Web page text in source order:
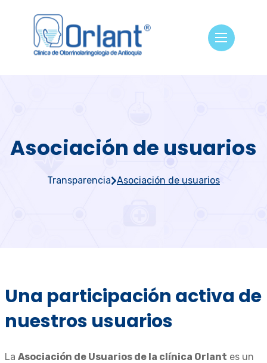
Asociación de usuarios
Transparencia Asociación de usuarios
Una participación activa de
nuestros usuarios
La Asociación de Usuarios de la clínica Orlant es un